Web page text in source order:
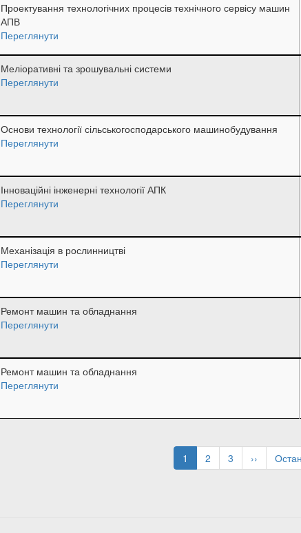
Проектування технологічних процесів технічного сервісу машин
АПВ
Переглянути
Меліоративні та зрошувальні системи
Переглянути
Основи технології сільськогосподарського машинобудування
Переглянути
Інноваційні інженерні технології АПК
Переглянути
Механізація в рослинництві
Переглянути
Ремонт машин та обладнання
Переглянути
Ремонт машин та обладнання
Переглянути
Поточна
сторінка
1 Page
2 Page
3
Наступна
сторінка
››